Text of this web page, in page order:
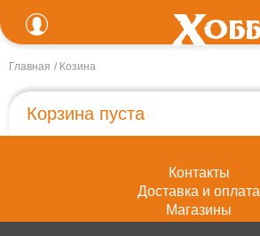
Главная Козина
Корзина пуста
Контакты
Доставка и оплата
Магазины